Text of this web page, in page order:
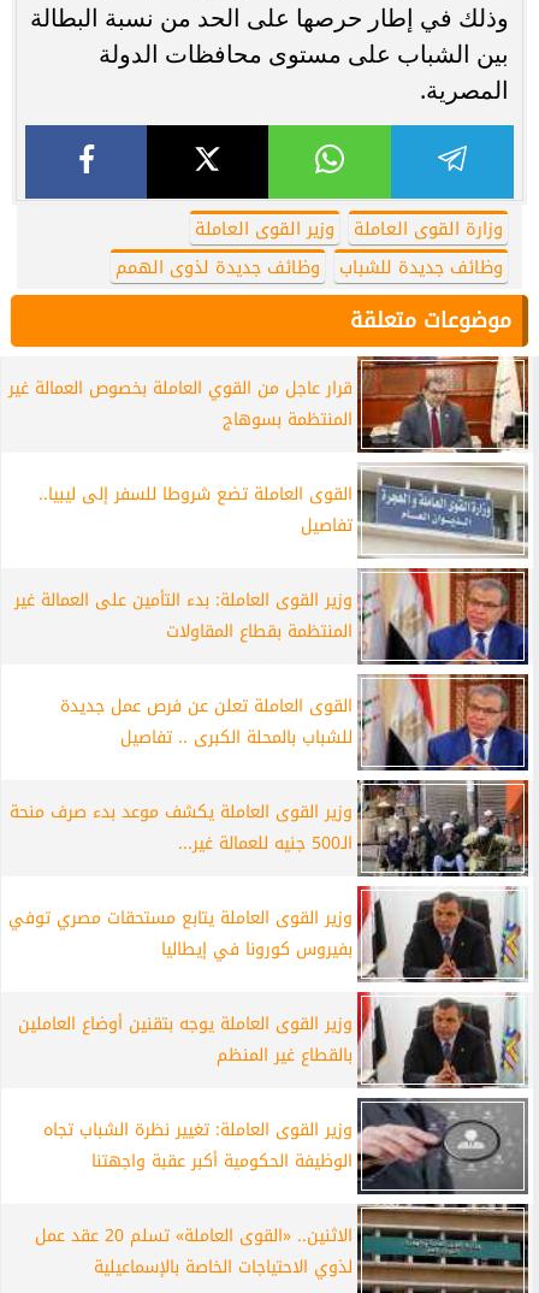
وذلك في إطار حرصها على الحد من نسبة البطالة
بين الشباب على مستوى محافظات الدولة
المصرية.
وزارة القوى العاملة
وزير القوى العاملة
وظائف جديدة للشباب
وظائف جديدة لذوى الهمم
موضوعات متعلقة
قرار عاجل من القوي العاملة بخصوص العمالة غير
المنتظمة بسوهاج
القوى العاملة تضع شروطا للسفر إلى ليبيا..
تفاصيل
وزير القوى العاملة: بدء التأمين على العمالة غير
المنتظمة بقطاع المقاولات
القوى العاملة تعلن عن فرص عمل جديدة
للشباب بالمحلة الكبرى .. تفاصيل
وزير القوى العاملة يكشف موعد بدء صرف منحة
الـ500 جنيه للعمالة غير...
وزير القوى العاملة يتابع مستحقات مصري توفي
بفيروس كورونا في إيطاليا
وزير القوى العاملة يوجه بتقنين أوضاع العاملين
بالقطاع غير المنظم
وزير القوى العاملة: تغيير نظرة الشباب تجاه
الوظيفة الحكومية أكبر عقبة واجهتنا
الاثنين.. «القوى العاملة» تسلم 20 عقد عمل
لذوي الاحتياجات الخاصة بالإسماعيلية